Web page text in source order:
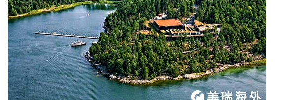
几内亚比绍
爱尔兰高管居留计划
菲律宾退休居留签证SRRV
斐济存款退休移民
马来西亚第二家园计划
西班牙非盈利居留
澳洲186、187雇主担保移民